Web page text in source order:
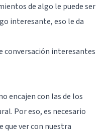
de algo le puede ser
interesante, eso le da
conversación interesantes
encajen con las de los
Por eso, es necesario
que ver con nuestra